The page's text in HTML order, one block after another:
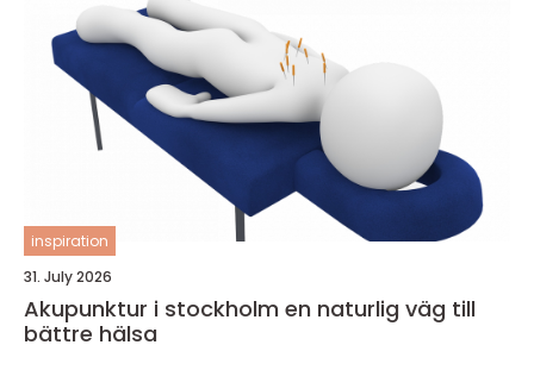
inspiration
31. July 2026
Akupunktur i stockholm en naturlig väg till
bättre hälsa